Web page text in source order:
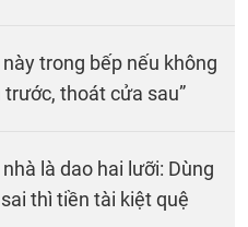
trong bếp nếu không
thoát cửa sau”
là dao hai lưỡi: Dùng
thì tiền tài kiệt quệ